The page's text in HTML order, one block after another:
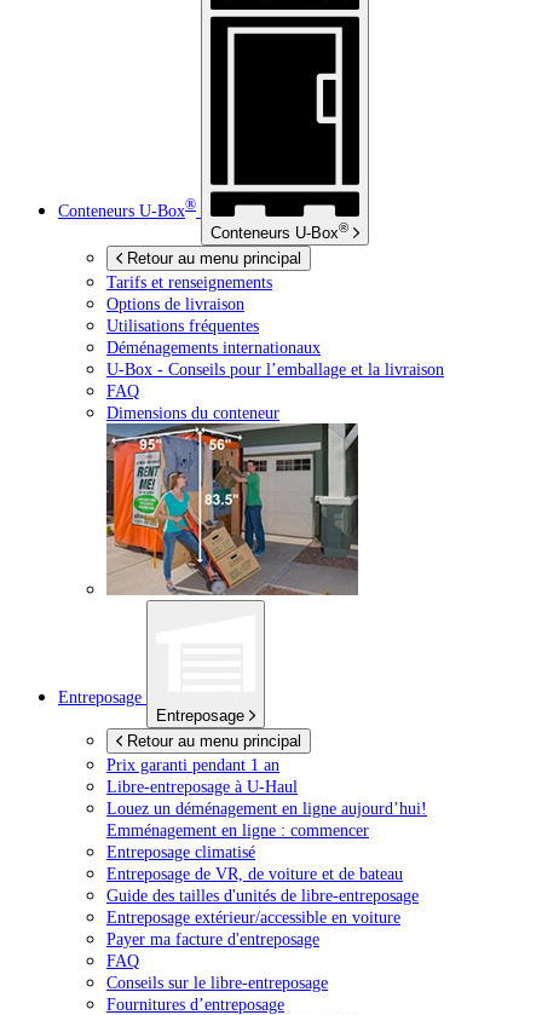
Conteneurs U-Box®
Conteneurs U-Box®
Retour au menu principal
Tarifs et renseignements
Options de livraison
Utilisations fréquentes
Déménagements internationaux
U-Box - Conseils pour l’emballage et la livraison
FAQ
Dimensions du conteneur
Entreposage
Entreposage
Retour au menu principal
Prix garanti pendant 1 an
Libre-entreposage à U-Haul
Louez un déménagement en ligne aujourd’hui!
Emménagement en ligne : commencer
Entreposage climatisé
Entreposage de VR, de voiture et de bateau
Guide des tailles d'unités de libre-entreposage
Entreposage extérieur/accessible en voiture
Payer ma facture d'entreposage
FAQ
Conseils sur le libre-entreposage
Fournitures d’entreposage